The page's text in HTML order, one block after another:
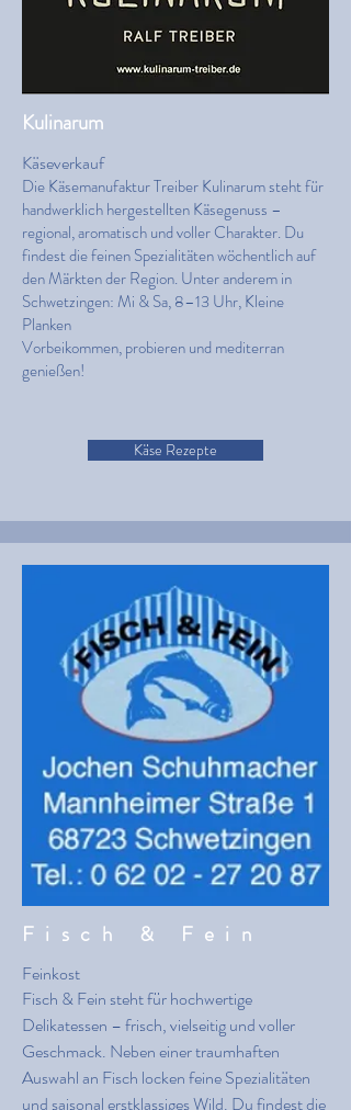
Kulinarum
Käseverkauf
Die Käsemanufaktur Treiber Kulinarum steht für
handwerklich hergestellten Käsegenuss –
regional, aromatisch und voller Charakter. Du
findest die feinen Spezialitäten wöchentlich auf
den Märkten der Region. Unter anderem in
Schwetzingen: Mi & Sa, 8–13 Uhr, Kleine
Planken
Vorbeikommen, probieren und mediterran
genießen!
Käse Rezepte
Fisch & Fein
Feinkost
Fisch & Fein steht für hochwertige
Delikatessen – frisch, vielseitig und voller
Geschmack. Neben einer traumhaften
Auswahl an Fisch locken feine Spezialitäten
und saisonal erstklassiges Wild. Du findest die